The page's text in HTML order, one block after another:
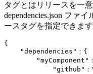
タグとはリリースを一
dependencies.json ファ
ースタグを指定できま
{
    "dependencies"：{
"myComponent"
"github"